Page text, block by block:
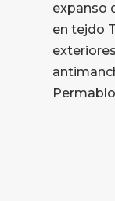
expanso
en tejdo